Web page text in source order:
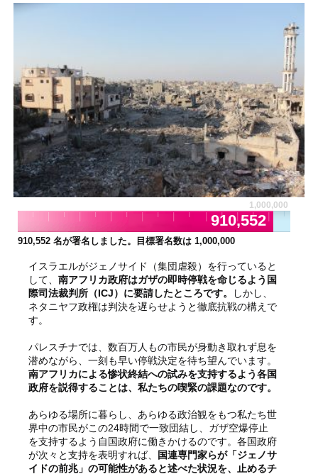
1,000,000
910,552
910,552 名が署名しました。目標署名数は 1,000,000
イスラエルがジェノサイド（集団虐殺）を行っていると
して、南アフリカ政府はガザの即時停戦を命じるよう国
際司法裁判所（ICJ）に要請したところです。
しかし、
ネタニヤフ政権は判決を遅らせようと徹底抗戦の構えで
す。
パレスチナでは、数百万人もの市民が身動き取れず息を
潜めながら、一刻も早い停戦決定を待ち望んでいます。
南アフリカによる惨状終結への試みを支持するよう各国
政府を説得することは、私たちの喫緊の課題なのです。
あらゆる場所に暮らし、あらゆる政治観をもつ私たち世
界中の市民がこの24時間で一致団結し、ガザ空爆停止
を支持するよう自国政府に働きかけるのです。各国政府
が次々と支持を表明すれば、 国連専門家らが「ジェノサ
イドの前兆」の可能性があると述べた状況を、止めるチ